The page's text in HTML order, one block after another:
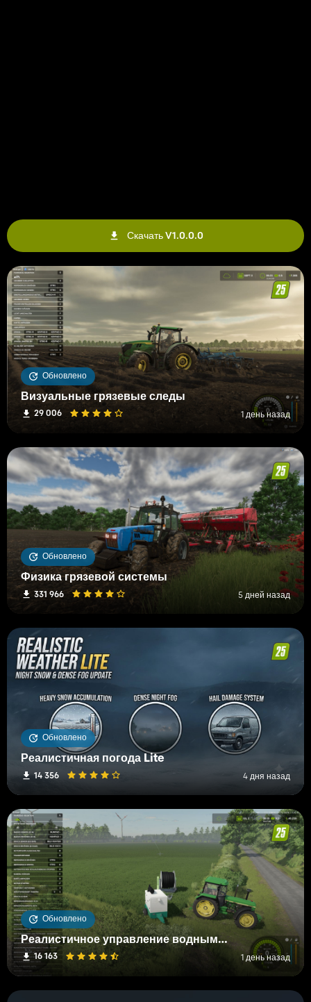
Скачать V1.0.0.0
Обновлено
Визуальные грязевые следы
29 006 1 день назад
Обновлено
Физика грязевой системы
331 966 5 дней назад
Обновлено
Реалистичная погода Lite
14 356 4 дня назад
Обновлено
Реалистичное управление водными и почвенными ресурсами (RWSM)
16 163 1 день назад